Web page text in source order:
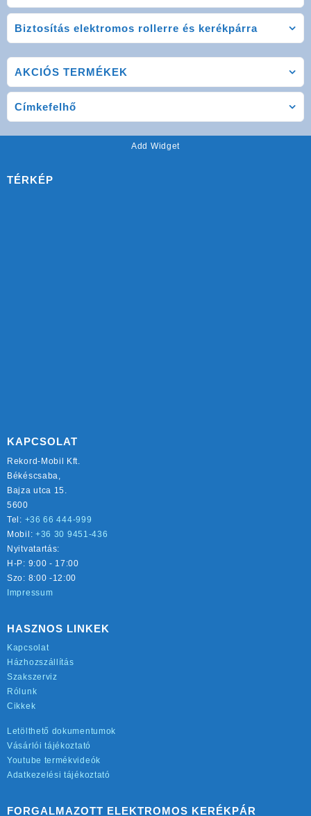
Biztosítás elektromos rollerre és kerékpárra
AKCIÓS TERMÉKEK
Címkefelhő
Add Widget
TÉRKÉP
KAPCSOLAT
Rekord-Mobil Kft.
Békéscsaba,
Bajza utca 15.
5600
Tel: +36 66 444-999
Mobil: +36 30 9451-436
Nyitvatartás:
H-P: 9:00 - 17:00
Szo: 8:00 -12:00
Impressum
HASZNOS LINKEK
Kapcsolat
Házhozszállítás
Szakszerviz
Rólunk
Cikkek
Letölthető dokumentumok
Vásárlói tájékoztató
Youtube termékvideók
Adatkezelési tájékoztató
FORGALMAZOTT ELEKTROMOS KERÉKPÁR